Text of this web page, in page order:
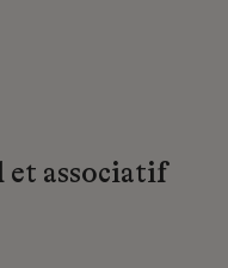
et associatif